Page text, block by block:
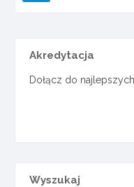
Akredytacja
Dołącz do
Wyszukaj